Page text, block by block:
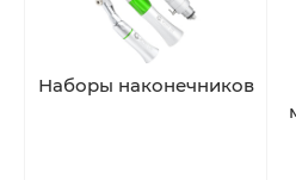
Наборы наконечников